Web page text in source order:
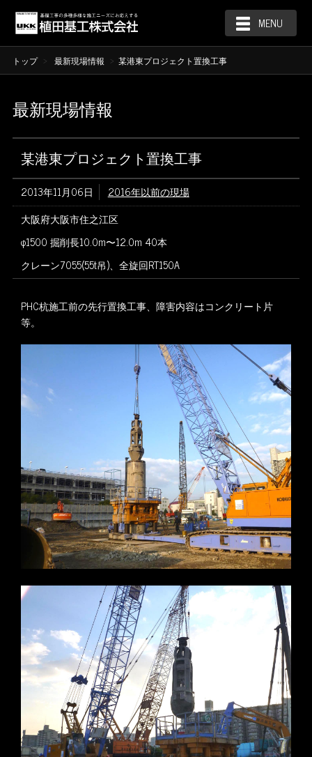
MENU
トップ 最新現場情報 某港東プロジェクト置換工事
最新現場情報
某港東プロジェクト置換工事
2013年11月06日
2016年以前の現場
大阪府大阪市住之江区
φ1500 掘削長10.0m〜12.0m 40本
クレーン7055(55t吊)、全旋回RT150A
PHC杭施工前の先行置換工事、障害内容はコンクリート片
等。
※写真をクリックすると拡大します